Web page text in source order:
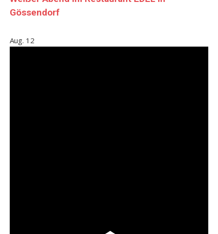
Gössendorf
Aug. 12